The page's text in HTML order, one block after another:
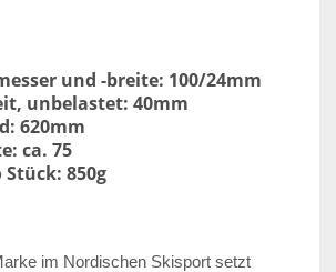
und -breite: 100/24mm
unbelastet: 40mm
620mm
ca. 75
850g
im Nordischen Skisport setzt